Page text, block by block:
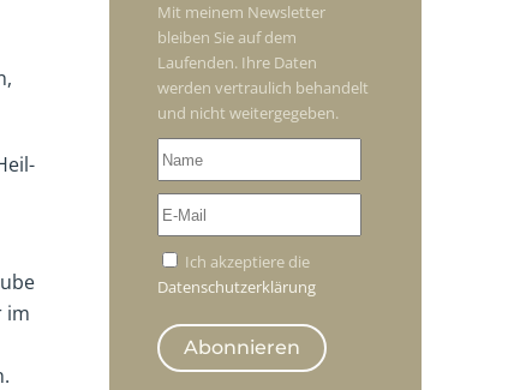
im
Mit meinem Newsletter
bleiben Sie auf dem
Laufenden. Ihre Daten
werden vertraulich behandelt
und nicht weitergegeben.
Ich akzeptiere die
Datenschutzerklärung
Abonnieren